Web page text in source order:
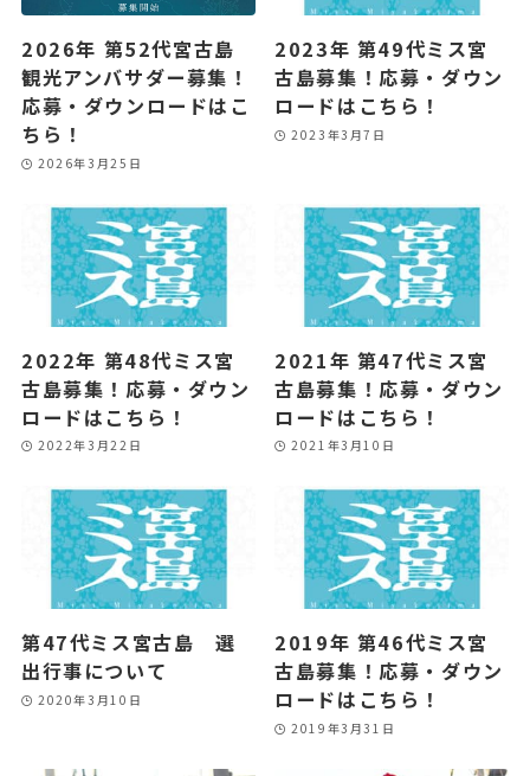
2026年 第52代宮古島
観光アンバサダー募集！
応募・ダウンロードはこ
ちら！
2026年3月25日
2023年 第49代ミス宮
古島募集！応募・ダウン
ロードはこちら！
2023年3月7日
2022年 第48代ミス宮
古島募集！応募・ダウン
ロードはこちら！
2022年3月22日
2021年 第47代ミス宮
古島募集！応募・ダウン
ロードはこちら！
2021年3月10日
第47代ミス宮古島 選
出行事について
2020年3月10日
2019年 第46代ミス宮
古島募集！応募・ダウン
ロードはこちら！
2019年3月31日